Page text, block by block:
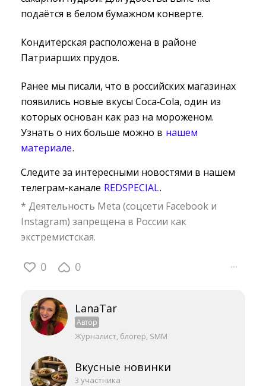
подаётся в белом бумажном конверте.
Кондитерская расположена в районе
Патриарших прудов.
Ранее мы писали, что в российских магазинах
появились новые вкусы Coca‑Cola, один из
которых основан как раз на мороженом.
Узнать о них больше можно в нашем
материале.
Следите за интересными новостями в нашем
телеграм-канале REDSPECIAL.
* Деятельность Meta (соцсети Facebook и
Instagram) запрещена в России как
экстремистская.
0 0 ···
LanaTar
Автор
Журналист, блогер, SMM
Вкусные новинки
3 участника